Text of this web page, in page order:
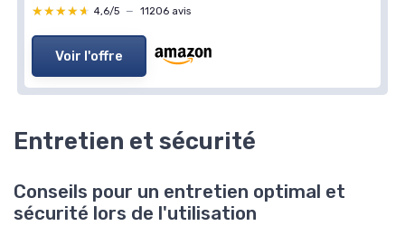
★★★★★
★★★★★ 4,6/5 — 11206 avis
Voir l'offre
Entretien et sécurité
Conseils pour un entretien optimal et
sécurité lors de l'utilisation